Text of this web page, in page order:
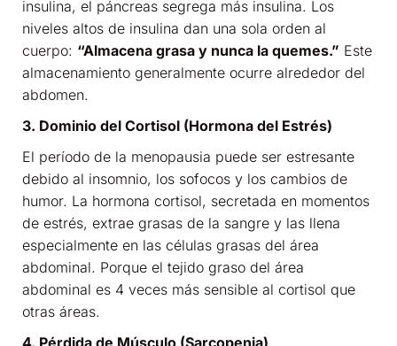
insulina, el páncreas segrega más insulina. Los
niveles altos de insulina dan una sola orden al
cuerpo: “Almacena grasa y nunca la quemes.” Este
almacenamiento generalmente ocurre alrededor del
abdomen.
3. Dominio del Cortisol (Hormona del Estrés)
El período de la menopausia puede ser estresante
debido al insomnio, los sofocos y los cambios de
humor. La hormona cortisol, secretada en momentos
de estrés, extrae grasas de la sangre y las llena
especialmente en las células grasas del área
abdominal. Porque el tejido graso del área
abdominal es 4 veces más sensible al cortisol que
otras áreas.